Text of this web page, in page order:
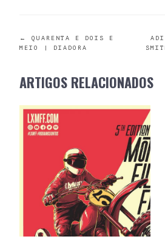
POST
NAVIGATION
←
QUARENTA E DOIS E
MEIO | DIADORA
ARTIGOS RELACIONADOS